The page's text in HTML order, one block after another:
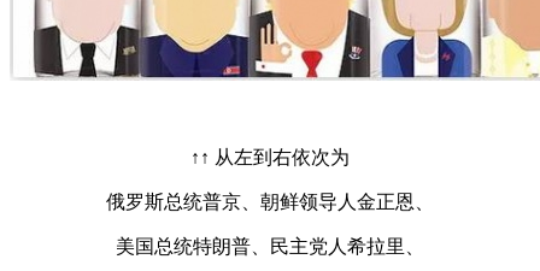
↑↑ 从左到右依次为
俄罗斯总统普京、朝鲜领导人金正恩、
美国总统特朗普、民主党人希拉里、